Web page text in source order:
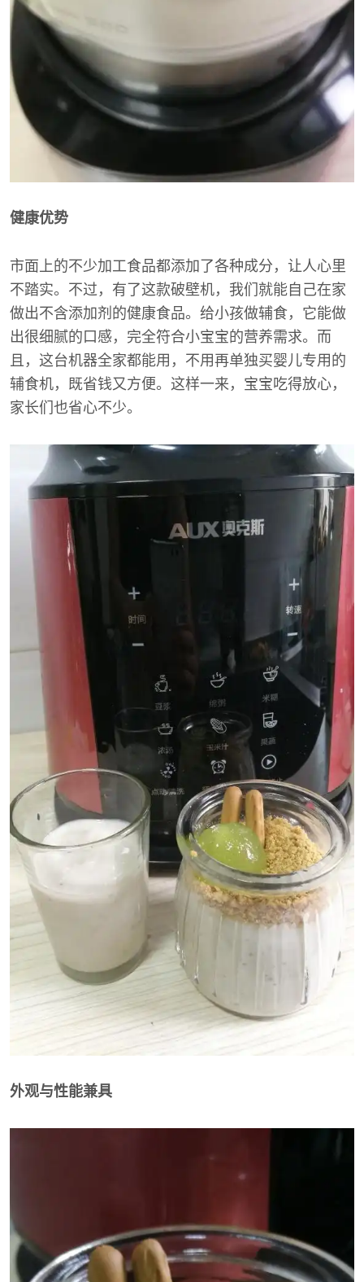
健康优势
市面上的不少加工食品都添加了各种成分，让人心里
不踏实。不过，有了这款破壁机，我们就能自己在家
做出不含添加剂的健康食品。给小孩做辅食，它能做
出很细腻的口感，完全符合小宝宝的营养需求。而
且，这台机器全家都能用，不用再单独买婴儿专用的
辅食机，既省钱又方便。这样一来，宝宝吃得放心，
家长们也省心不少。
外观与性能兼具